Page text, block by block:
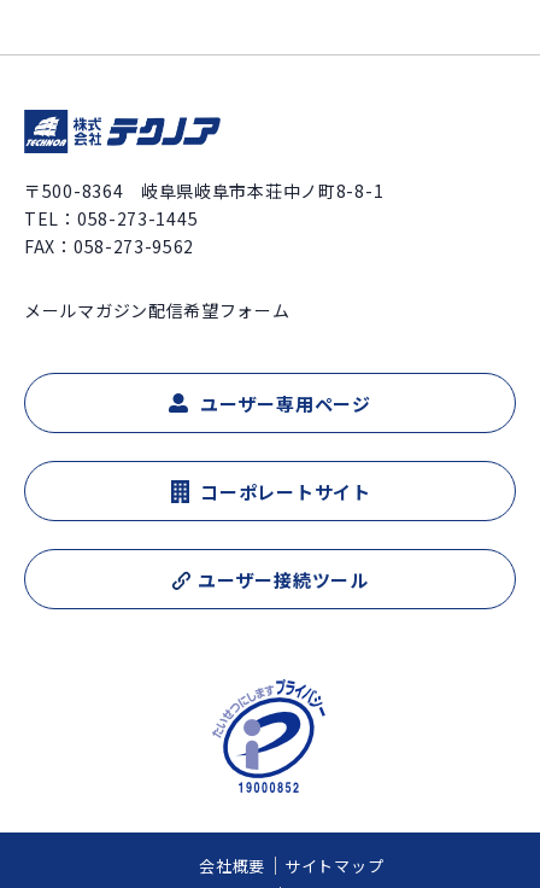
〒500-8364 岐阜県岐阜市本荘中ノ町8-8-1
TEL： 058-273-1445
FAX：058-273-9562
メールマガジン配信希望フォーム
ユーザー専用ページ
コーポレートサイト
ユーザー接続ツール
会社概要
サイトマップ